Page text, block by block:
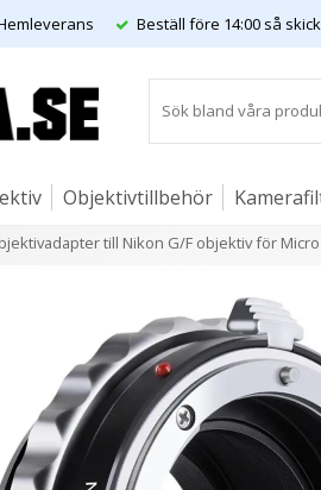
Beställ före 14:00 så
Objektivtillbehör
till Nikon G/F objektiv för